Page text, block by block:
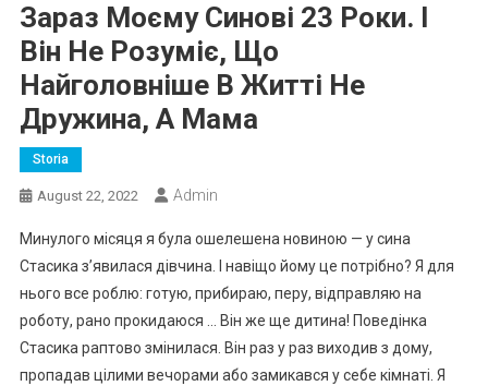
Зараз Моєму Синові 23 Роки. І
Він Не Розуміє, Що
Найголовніше В Житті Не
Дружина, А Мама
Storia
August 22, 2022 Admin
Минулого місяця я була ошелешена новиною — у сина
Стасика з’явилася дівчина. І навіщо йому це потрібно? Я для
нього все роблю: готую, прибираю, перу, відправляю на
роботу, рано прокидаюся … Він же ще дитина! Поведінка
Стасика раптово змінилася. Він раз у раз виходив з дому,
пропадав цілими вечорами або замикався у себе кімнаті. Я